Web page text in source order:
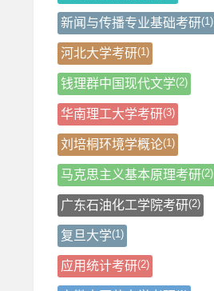
新闻与传播专业基础考研(1)
河北大学考研(1)
钱理群中国现代文学(2)
华南理工大学考研(3)
刘培桐环境学概论(1)
马克思主义基本原理考研(2)
广东石油化工学院考研(2)
复旦大学(1)
应用统计考研(2)